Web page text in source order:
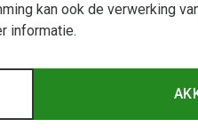
kan ook de verwerking
informatie.